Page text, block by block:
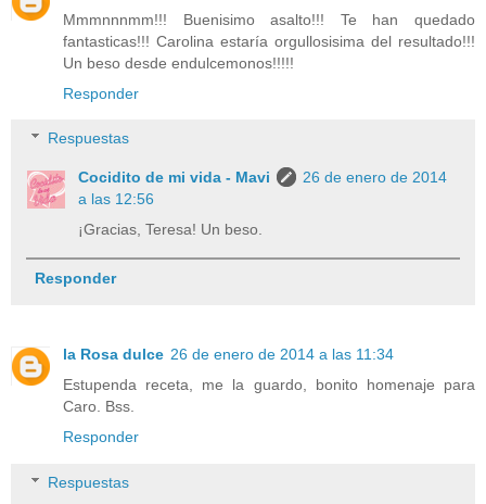
Mmmnnnmm!!! Buenisimo asalto!!! Te han quedado
fantasticas!!! Carolina estaría orgullosisima del resultado!!!
Un beso desde endulcemonos!!!!!
Responder
Respuestas
Cocidito de mi vida - Mavi
26 de enero de 2014
a las 12:56
¡Gracias, Teresa! Un beso.
Responder
la Rosa dulce 26 de enero de 2014 a las 11:34
Estupenda receta, me la guardo, bonito homenaje para
Caro. Bss.
Responder
Respuestas